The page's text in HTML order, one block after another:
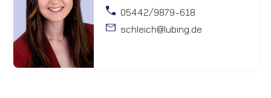
05442/9879-618
schleich@lubing.de